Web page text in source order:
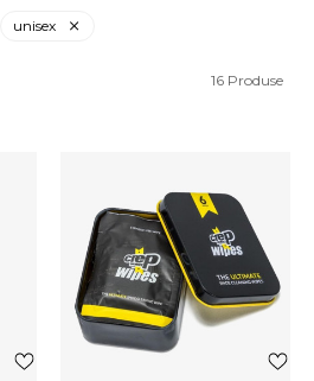
unisex
16 Produse